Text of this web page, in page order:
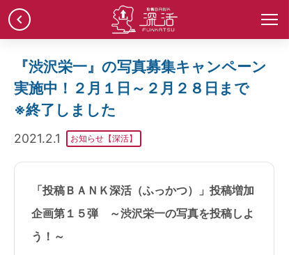
chevron_left
『渋沢栄一』の写真募集キャンペーン
実施中！２月１日～２月２８日まで
※終了しました
2021.2.1 お知らせ【深活】
「投稿ＢＡＮＫ深活（ふっかつ）」投稿増加
企画第１５弾
～渋沢栄一の写真を投稿しよ
う！～